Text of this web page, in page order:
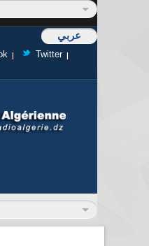
عربي
Twitter